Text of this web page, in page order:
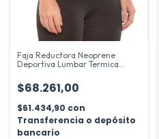
Faja Reductora Neoprene
Deportiva Lumbar Termica
$68.261,00
$61.434,90 con
Transferencia o depósito
bancario